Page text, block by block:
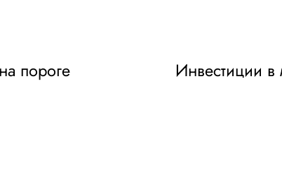
пороге
Инвестиции в